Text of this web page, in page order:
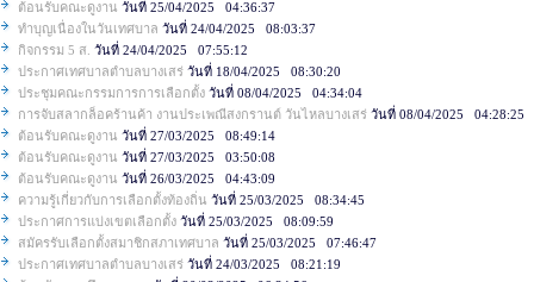
ต้อนรับคณะดูงาน วันที่ 25/04/2025 04:36:37
ทำบุญเนื่องในวันเทศบาล วันที่ 24/04/2025 08:03:37
กิจกรรม 5 ส. วันที่ 24/04/2025 07:55:12
ประกาศเทศบาลตำบลบางเสร่ วันที่ 18/04/2025 08:30:20
ประชุมคณะกรรมการการเลือกตั้ง วันที่ 08/04/2025 04:34:04
การจับสลากล็อคร้านค้า งานประเพณีสงกรานต์ วันไหลบางเสร่ วันที่ 08/04/2025 04:28:25
ต้อนรับคณะดูงาน วันที่ 27/03/2025 08:49:14
ต้อนรับคณะดูงาน วันที่ 27/03/2025 03:50:08
ต้อนรับคณะดูงาน วันที่ 26/03/2025 04:43:09
ความรู้เกี่ยวกับการเลือกตั้งท้องถิ่น วันที่ 25/03/2025 08:34:45
ประกาศการแบ่งเขตเลือกตั้ง วันที่ 25/03/2025 08:09:59
สมัครรับเลือกตั้งสมาชิกสภาเทศบาล วันที่ 25/03/2025 07:46:47
ประกาศเทศบาลตำบลบางเสร่ วันที่ 24/03/2025 08:21:19